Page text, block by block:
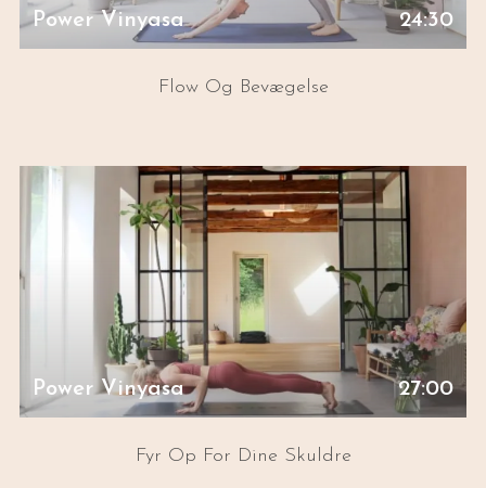
Power Vinyasa 24:30
Flow Og Bevægelse
Power Vinyasa 27:00
Fyr Op For Dine Skuldre